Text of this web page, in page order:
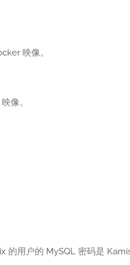
映像。
像。
的用户的 MySQL 密码是